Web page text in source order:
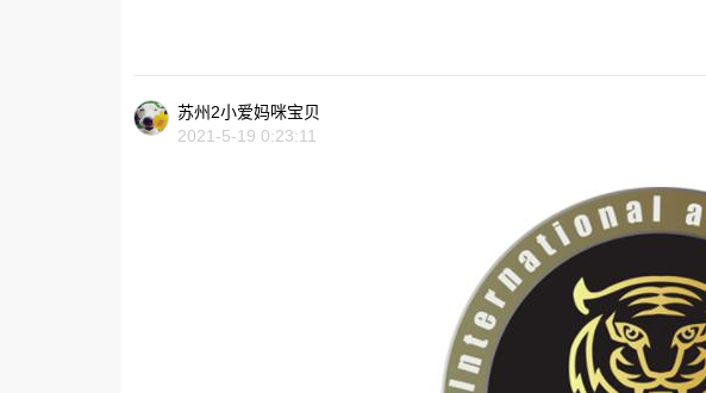
苏州2小爱妈咪宝贝
2021-5-19 0:23:11